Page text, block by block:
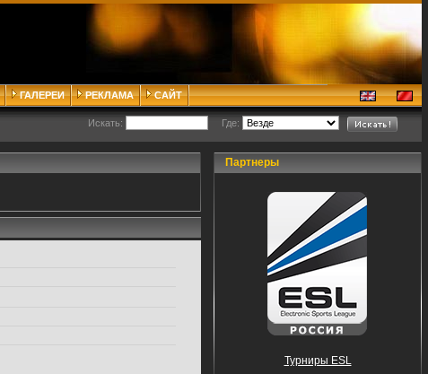
ГАЛЕРЕИ РЕКЛАМА САЙТ
Искать: Где:
Партнеры
Турниры ESL